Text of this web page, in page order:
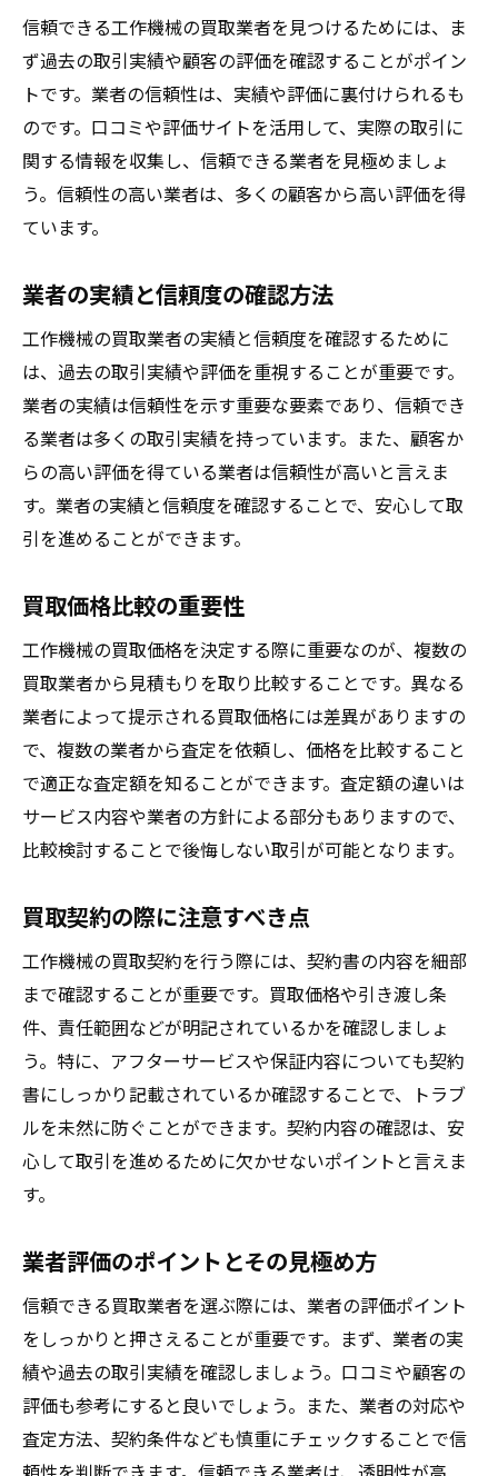
信頼できる工作機械の買取業者を見つけるためには、ま
ず過去の取引実績や顧客の評価を確認することがポイン
トです。業者の信頼性は、実績や評価に裏付けられるも
のです。口コミや評価サイトを活用して、実際の取引に
関する情報を収集し、信頼できる業者を見極めましょ
う。信頼性の高い業者は、多くの顧客から高い評価を得
ています。
業者の実績と信頼度の確認方法
工作機械の買取業者の実績と信頼度を確認するために
は、過去の取引実績や評価を重視することが重要です。
業者の実績は信頼性を示す重要な要素であり、信頼でき
る業者は多くの取引実績を持っています。また、顧客か
らの高い評価を得ている業者は信頼性が高いと言えま
す。業者の実績と信頼度を確認することで、安心して取
引を進めることができます。
買取価格比較の重要性
工作機械の買取価格を決定する際に重要なのが、複数の
買取業者から見積もりを取り比較することです。異なる
業者によって提示される買取価格には差異がありますの
で、複数の業者から査定を依頼し、価格を比較すること
で適正な査定額を知ることができます。査定額の違いは
サービス内容や業者の方針による部分もありますので、
比較検討することで後悔しない取引が可能となります。
買取契約の際に注意すべき点
工作機械の買取契約を行う際には、契約書の内容を細部
まで確認することが重要です。買取価格や引き渡し条
件、責任範囲などが明記されているかを確認しましょ
う。特に、アフターサービスや保証内容についても契約
書にしっかり記載されているか確認することで、トラブ
ルを未然に防ぐことができます。契約内容の確認は、安
心して取引を進めるために欠かせないポイントと言えま
す。
業者評価のポイントとその見極め方
信頼できる買取業者を選ぶ際には、業者の評価ポイント
をしっかりと押さえることが重要です。まず、業者の実
績や過去の取引実績を確認しましょう。口コミや顧客の
評価も参考にすると良いでしょう。また、業者の対応や
査定方法、契約条件なども慎重にチェックすることで信